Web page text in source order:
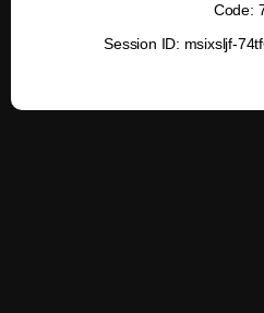
Code:
Session ID: msixsljf-